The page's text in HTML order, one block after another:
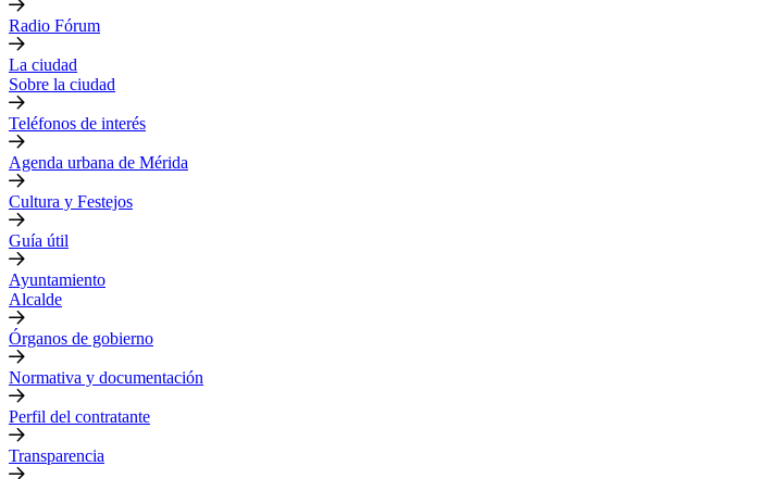
Radio Fórum
La ciudad
Sobre la ciudad
Teléfonos de interés
Agenda urbana de Mérida
Cultura y Festejos
Guía útil
Ayuntamiento
Alcalde
Órganos de gobierno
Normativa y documentación
Perfil del contratante
Transparencia